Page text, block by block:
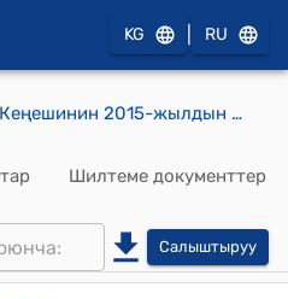
KG RU
КР Жогорку Кеңешинин 2015-жылдын 29-июнундагы № 5408-V "2015-2017-жылдарга Кыргыз Республикасындагы мамлекеттик менчикти менчиктештирүү программасын бекитүү жөнүндө" токтому
Шилтеме документтер
Салыштыруу